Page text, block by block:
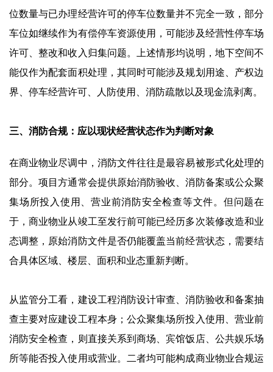
位数量与已办理经营许可的停车位数量并不完全一致，部分
车位如继续作为有偿停车资源使用，可能涉及经营性停车场
许可、整改和收入归集问题。上述情形均说明，地下空间不
能仅作为配套面积处理，其同时可能涉及规划用途、产权边
界、停车经营许可、人防使用、消防疏散以及现金流剥离。
三、消防合规：应以现状经营状态作为判断对象
在商业物业尽调中，消防文件往往是最容易被形式化处理的
部分。项目方通常会提供原始消防验收、消防备案或公众聚
集场所投入使用、营业前消防安全检查等文件。但问题在
于，商业物业从竣工至发行前可能已经历多次装修改造和业
态调整，原始消防文件是否仍能覆盖当前经营状态，需要结
合具体区域、楼层、面积和业态重新判断。
从监管分工看，建设工程消防设计审查、消防验收和备案抽
查主要对应建设工程本身；公众聚集场所投入使用、营业前
消防安全检查，则直接关系到商场、宾馆饭店、公共娱乐场
所等能否投入使用或营业。二者均可能构成商业物业合规运